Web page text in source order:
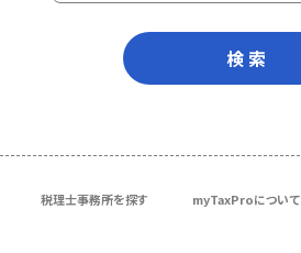
検 索
税理士事務所を探す myTaxProについて